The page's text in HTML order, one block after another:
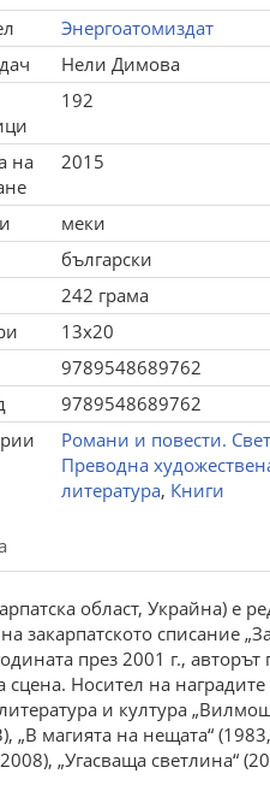
Энергоатомиздат
Нели Димова
192
на
2015
меки
български
242 грама
13x20
9789548689762
9789548689762
Романи и повести.
Преводна
литература, Книги
област, Украйна) е
закарпатското списание
през 2001 г.,
Носител на
и култура
„В магията на нещата“
„Угасваща светлина“